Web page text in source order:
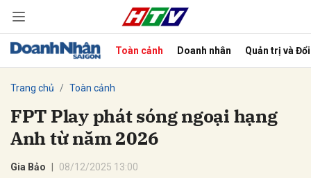
Toàn cảnh Doanh nhân Quản trị và
Trang chủ Toàn cảnh
FPT Play phát sóng ngoại hạng
Anh từ năm 2026
Gia Bảo 08/12/2025 13:00